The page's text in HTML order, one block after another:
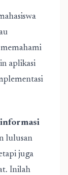
aplikasi
lulusan
juga
Inilah